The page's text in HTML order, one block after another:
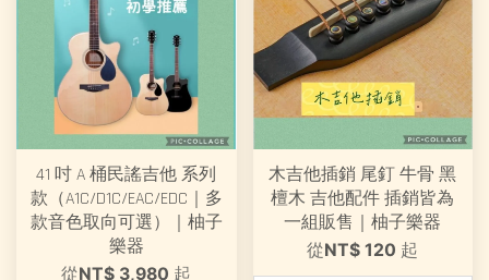
41 吋 A 桶民謠吉他 系列
款（A1C/D1C/EAC/EDC｜多
款音色取向可選）｜柚子
樂器
從NT$ 3,980 起
木吉他插銷 尾釘 牛骨 黑
檀木 吉他配件 插銷皆為
一組販售｜柚子樂器
從NT$ 120 起